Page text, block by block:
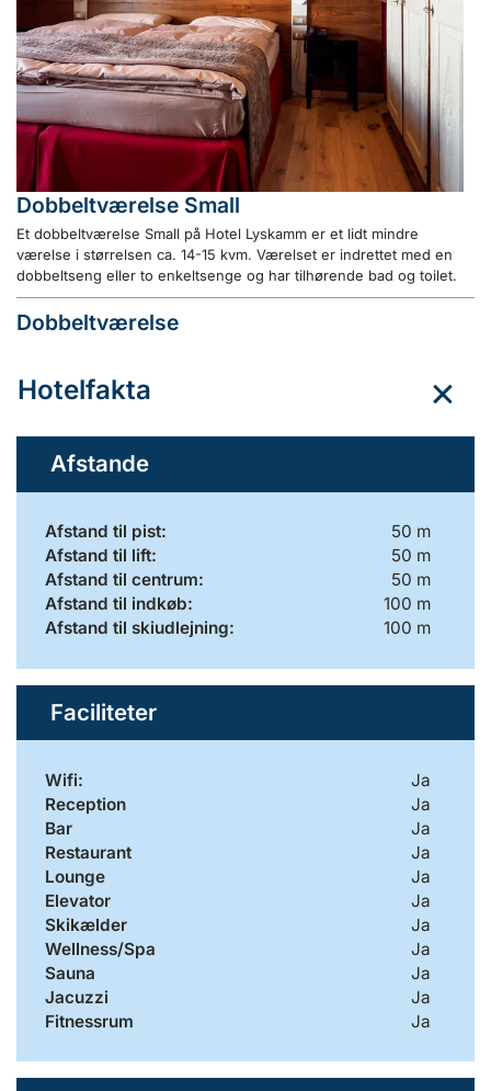
Dobbeltværelse Small
Et dobbeltværelse Small på Hotel Lyskamm er et lidt mindre
værelse i størrelsen ca. 14-15 kvm. Værelset er indrettet med en
dobbeltseng eller to enkeltsenge og har tilhørende bad og toilet.
Dobbeltværelse
Hotelfakta
Afstande
Afstand til pist:
50 m
Afstand til lift:
50 m
Afstand til centrum:
50 m
Afstand til indkøb:
100 m
Afstand til skiudlejning:
100 m
Faciliteter
Wifi:
Ja
Reception
Ja
Bar
Ja
Restaurant
Ja
Lounge
Ja
Elevator
Ja
Skikælder
Ja
Wellness/Spa
Ja
Sauna
Ja
Jacuzzi
Ja
Fitnessrum
Ja